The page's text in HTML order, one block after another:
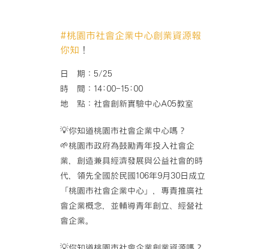
#桃園市社會企業中心創業資源報
你知 ！
日 期：5/25
時 間：14:00-15:00
地 點：社會創新實驗中心A05教室
💡你知道桃園市社會企業中心嗎？
🌱桃園市政府為鼓勵青年投入社會企
業，創造兼具經濟發展與公益社會的時
代，領先全國於民國106年9月30日成立
「桃園市社會企業中心」，專責推廣社
會企業概念，並輔導青年創立、經營社
會企業。